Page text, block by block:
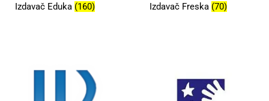
Izdavač Eduka (160) Izdavač Freska (70)